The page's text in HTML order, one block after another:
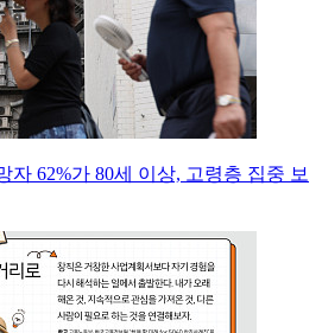
자 62%가 80세 이상, 고령층 집중 보